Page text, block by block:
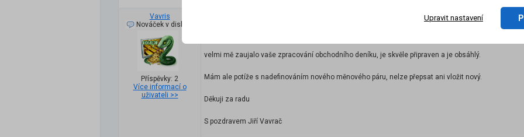
Vavris
Nováček v diskuzi
Příspěvky: 2
Více informací o
uživateli >>
velmi mě zaujalo vaše zpracování obchodního deníku, je skvěle připraven a je obsáhlý.
Mám ale potíže s nadefinováním nového měnového páru, nelze přepsat ani vložit nový.
Děkuji za radu
S pozdravem Jiří Vavrač
Upravit nastavení